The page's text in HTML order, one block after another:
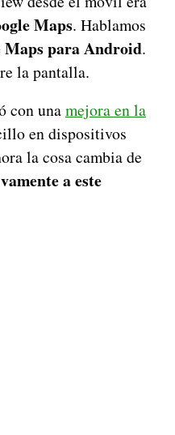
Maps. Hablamos
Maps para Android.
la pantalla.
con unamejora en la
en dispositivos
la cosa cambia de
a este